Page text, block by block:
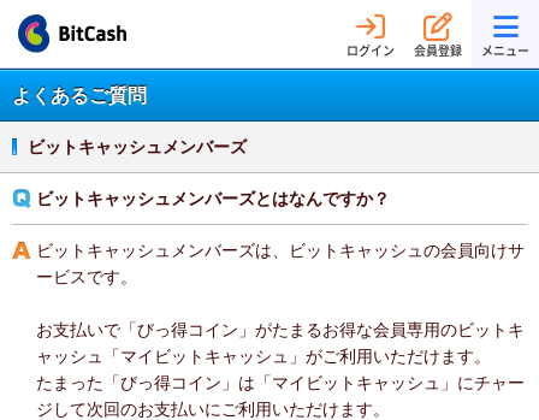
ログイン 会員登録 メニュー
よくあるご質問
ビットキャッシュメンバーズ
ビットキャッシュメンバーズとはなんですか？
ビットキャッシュメンバーズは、ビットキャッシュの会員向けサ
ービスです。
お支払いで「びっ得コイン」がたまるお得な会員専用のビットキ
ャッシュ「マイビットキャッシュ」がご利用いただけます。
たまった「びっ得コイン」は「マイビットキャッシュ」にチャー
ジして次回のお支払いにご利用いただけます。